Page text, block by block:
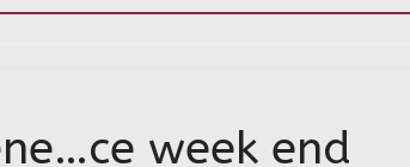
week end